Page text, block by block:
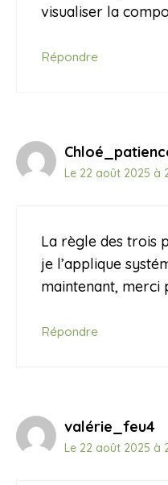
visualiser la
Répondre
Le 22 août 2025 à
La règle des trois
je l’applique
maintenant, merci
Répondre
valérie_feu4
Le 22 août 2025 à